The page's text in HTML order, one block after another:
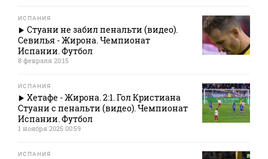
ИСПАНИЯ
Стуани не забил пенальти (видео).
Севилья - Жирона. Чемпионат
Испании. Футбол
8 февраля 20:15
ИСПАНИЯ
Хетафе - Жирона. 2:1. Гол Кристиана
Стуани с пенальти (видео). Чемпионат
Испании. Футбол
1 ноября 2025 00:59
ИСПАНИЯ